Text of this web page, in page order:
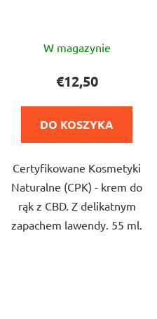
ocena
produktu
wynosi
na
gwiazdek.
W magazynie
€12,50
DO KOSZYKA
Certyfikowane Kosmetyki
Naturalne (CPK) - krem do
rąk z CBD. Z delikatnym
zapachem lawendy. 55 ml.